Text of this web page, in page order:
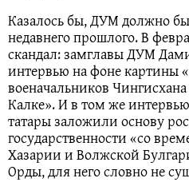
Казалось бы, ДУМ должно
недавнего прошлого. В
скандал: замглавы ДУМ
интервью на фоне картины
военачальников
Калке». И в том же
татары заложили основу
государственности «со
Хазарии и Волжской
Орды, для него словно не